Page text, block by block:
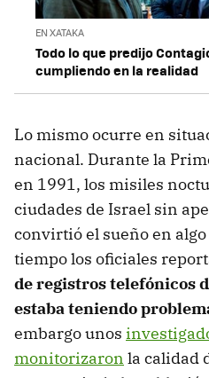
EN XATAKA
Todo lo que predijo
cumpliendo en la realidad
Lo mismo ocurre en
nacional. Durante la
en 1991, los misiles
ciudades de Israel sin
convirtió el sueño en
tiempo los oficiales
de registros telefónicos
estaba teniendo
embargo unos
monitorizaron la calidad